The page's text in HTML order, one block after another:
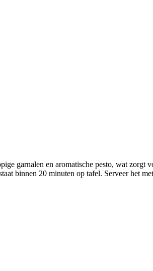
garnalen en aromatische pesto, wat zorgt
binnen 20 minuten op tafel. Serveer het